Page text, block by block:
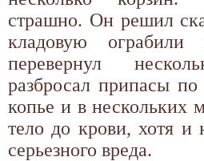
страшно. Он решил
кладовую ограбили
перевернул
разбросал припасы
копье и в нескольких
тело до крови, хотя и
серьезного вреда.